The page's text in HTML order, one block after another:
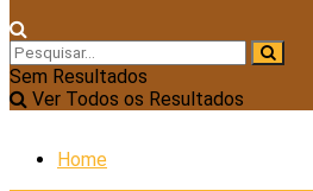
Sem Resultados
Ver Todos os Resultados
Home